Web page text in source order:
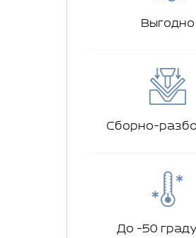
Выгодно
Сборно-
До -50